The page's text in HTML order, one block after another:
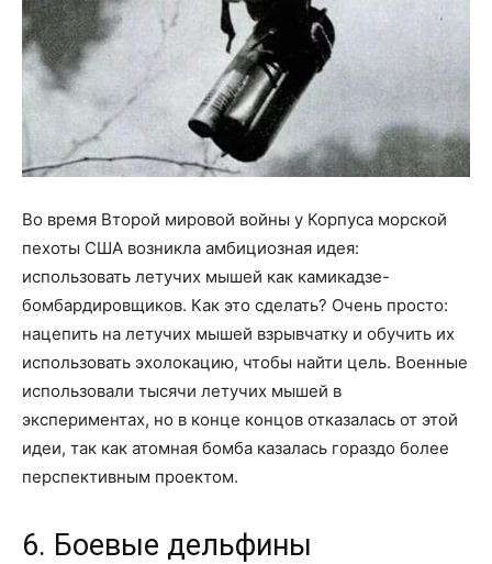
Во время Второй мировой войны у Корпуса морской
пехоты США возникла амбициозная идея:
использовать летучих мышей как камикадзе-
бомбардировщиков. Как это сделать? Очень просто:
нацепить на летучих мышей взрывчатку и обучить их
использовать эхолокацию, чтобы найти цель. Военные
использовали тысячи летучих мышей в
экспериментах, но в конце концов отказалась от этой
идеи, так как атомная бомба казалась гораздо более
перспективным проектом.
6. Боевые дельфины